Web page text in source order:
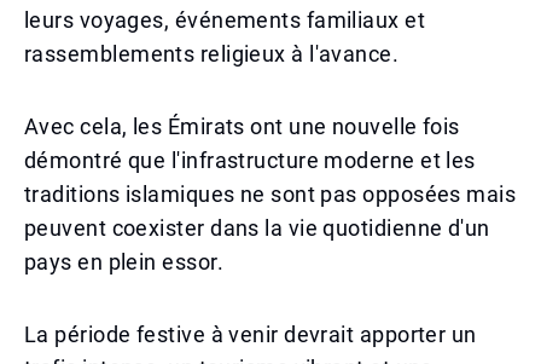
leurs voyages, événements familiaux et
rassemblements religieux à l'avance.
Avec cela, les Émirats ont une nouvelle fois
démontré que l'infrastructure moderne et les
traditions islamiques ne sont pas opposées mais
peuvent coexister dans la vie quotidienne d'un
pays en plein essor.
La période festive à venir devrait apporter un